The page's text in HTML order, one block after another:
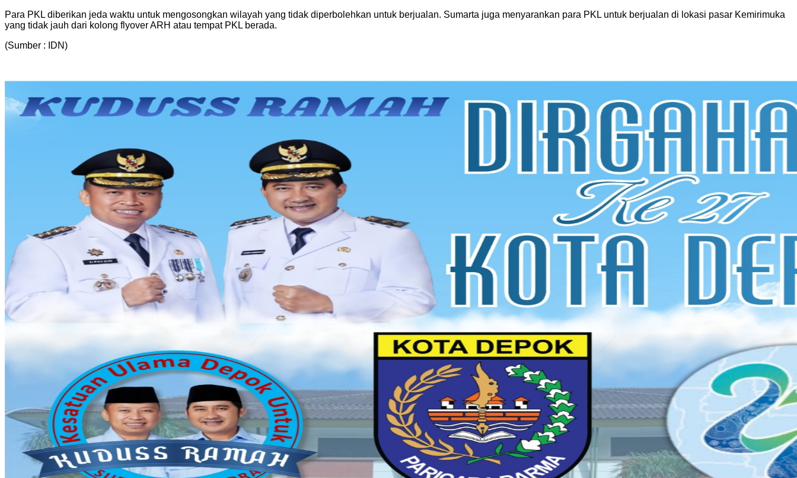
Para PKL diberikan jeda waktu untuk mengosongkan wilayah yang tidak diperbolehkan untuk berjualan. Sumarta juga menyarankan para PKL untuk berjualan di lokasi pasar Kemirimuka
yang tidak jauh dari kolong flyover ARH atau tempat PKL berada.
(Sumber : IDN)